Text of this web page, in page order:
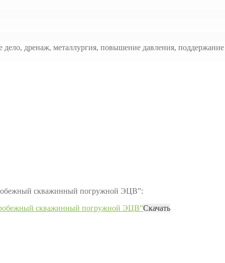
дело, дренаж, металлургия, повышение давления,
скважинный погружной ЭЦВ”:
скважинный погружной ЭЦВ”Скачать